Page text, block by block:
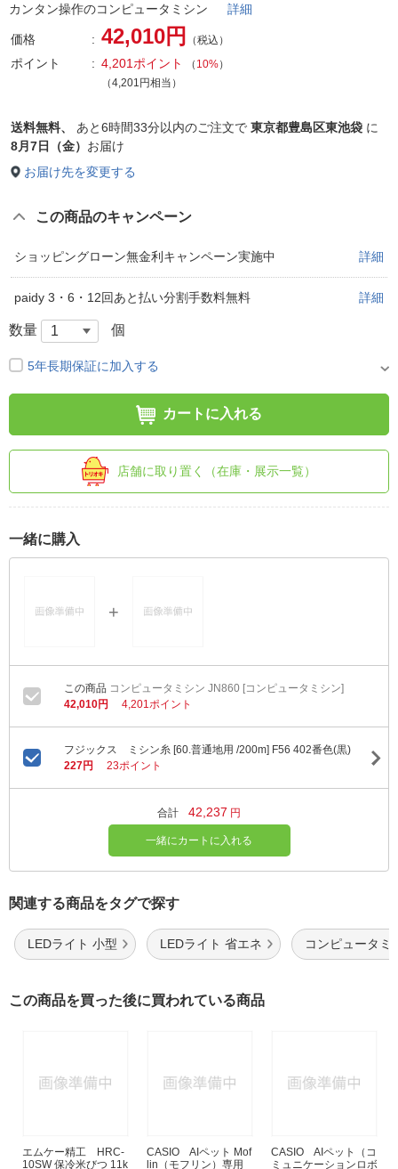
カンタン操作のコンピュータミシン 詳細
価格 42,010円 （税込）
ポイント 4,201ポイント （ 10%）
（4,201円相当）
送料無料、 あと6時間33分以内のご注文で 東京都豊島区東池袋 に
8月7日（金） お届け
お届け先を変更する
この商品のキャンペーン
ショッピングローン無金利キャンペーン実施中 詳細
paidy 3・6・12回あと払い分割手数料無料 詳細
数量 個
5年長期保証に加入する
カートに入れる
店舗に取り置く（在庫・展示一覧）
一緒に購入
コンピュータミシン JN860 [コンピュータミシン]
42,010円
4,201ポイント
フジックス ミシン糸 [60.普通地用 /200m] F56 402番色(黒)
227円
23ポイント
合計 42,237 円
一緒にカートに入れる
関連する商品をタグで探す
LEDライト 小型 LEDライト 省エネ コンピュータミ
この商品を買った後に買われている商品
エムケー精工 HRC-
10SW 保冷米びつ 11k
CASIO AIペット Mof
lin（モフリン）専用
CASIO AIペット（コ
ミュニケーションロボ